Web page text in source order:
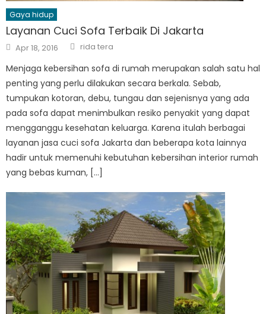
Gaya hidup
Layanan Cuci Sofa Terbaik Di Jakarta
Posted
on
Apr 18, 2016 Author
rida tera
Menjaga kebersihan sofa di rumah merupakan salah satu hal
penting yang perlu dilakukan secara berkala. Sebab,
tumpukan kotoran, debu, tungau dan sejenisnya yang ada
pada sofa dapat menimbulkan resiko penyakit yang dapat
mengganggu kesehatan keluarga. Karena itulah berbagai
layanan jasa cuci sofa Jakarta dan beberapa kota lainnya
hadir untuk memenuhi kebutuhan kebersihan interior rumah
yang bebas kuman, […]